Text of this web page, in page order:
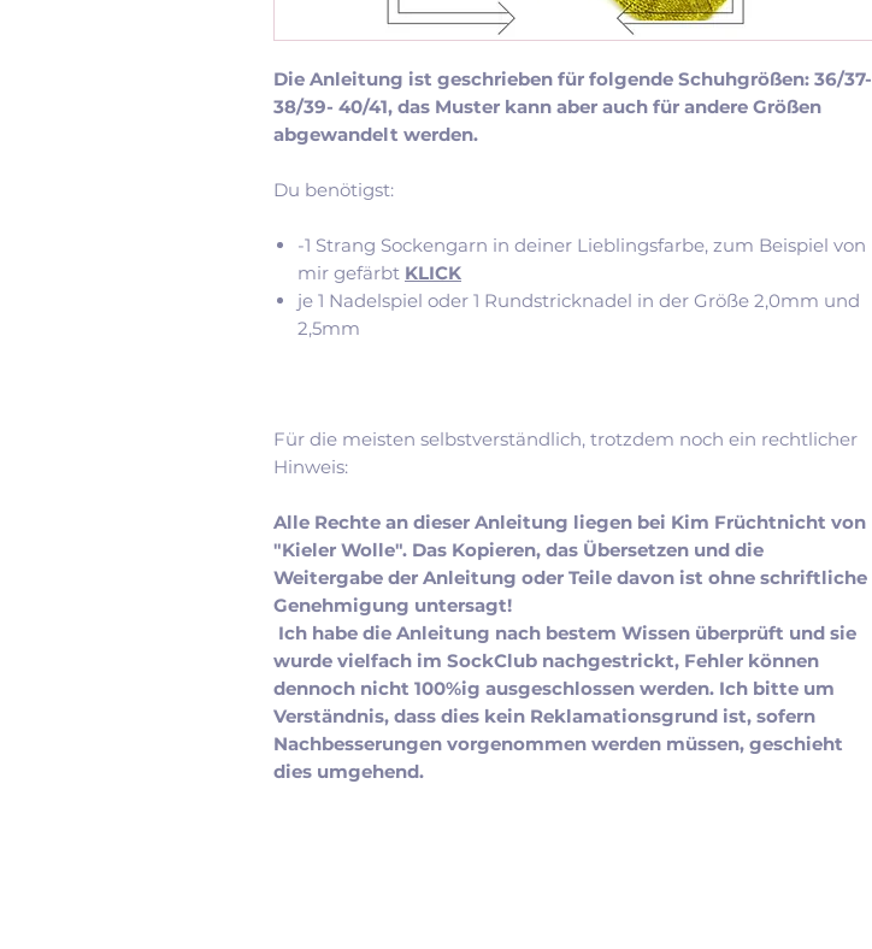
Die Anleitung ist geschrieben für folgende Schuhgrößen: 36/37-
38/39- 40/41, das Muster kann aber auch für andere Größen
abgewandelt werden.
Du benötigst:
-1 Strang Sockengarn in deiner Lieblingsfarbe, zum Beispiel von
mir gefärbt KLICK
je 1 Nadelspiel oder 1 Rundstricknadel in der Größe 2,0mm und
2,5mm
Für die meisten selbstverständlich, trotzdem noch ein rechtlicher
Hinweis:
Alle Rechte an dieser Anleitung liegen bei Kim Früchtnicht von
"Kieler Wolle". Das Kopieren, das Übersetzen und die
Weitergabe der Anleitung oder Teile davon ist ohne schriftliche
Genehmigung untersagt!
Ich habe die Anleitung nach bestem Wissen überprüft und sie
wurde vielfach im SockClub nachgestrickt, Fehler können
dennoch nicht 100%ig ausgeschlossen werden. Ich bitte um
Verständnis, dass dies kein Reklamationsgrund ist, sofern
Nachbesserungen vorgenommen werden müssen, geschieht
dies umgehend.